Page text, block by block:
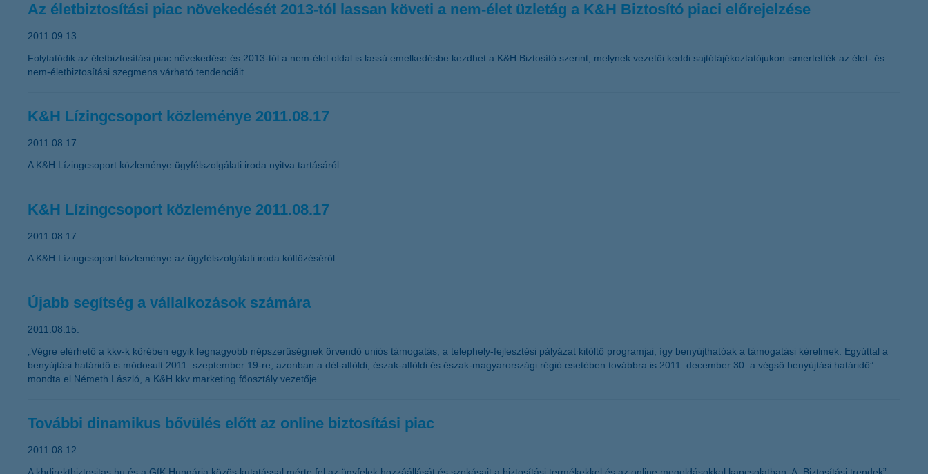
Az életbiztosítási piac növekedését 2013-tól lassan követi a nem-élet üzletág a K&H Biztosító piaci előrejelzése
2011.09.13.
Folytatódik az életbiztosítási piac növekedése és 2013-tól a nem-élet oldal is lassú emelkedésbe kezdhet a K&H Biztosító szerint, melynek vezetői keddi sajtótájékoztatójukon ismertették az élet- és
nem-életbiztosítási szegmens várható tendenciáit.
K&H Lízingcsoport közleménye 2011.08.17
2011.08.17.
A K&H Lízingcsoport közleménye ügyfélszolgálati iroda nyitva tartásáról
K&H Lízingcsoport közleménye 2011.08.17
2011.08.17.
A K&H Lízingcsoport közleménye az ügyfélszolgálati iroda költözéséről
Újabb segítség a vállalkozások számára
2011.08.15.
„Végre elérhető a kkv-k körében egyik legnagyobb népszerűségnek örvendő uniós támogatás, a telephely-fejlesztési pályázat kitöltő programjai, így benyújthatóak a támogatási kérelmek. Egyúttal a
benyújtási határidő is módosult 2011. szeptember 19-re, azonban a dél-alföldi, észak-alföldi és észak-magyarországi régió esetében továbbra is 2011. december 30. a végső benyújtási határidő” –
mondta el Németh László, a K&H kkv marketing főosztály vezetője.
További dinamikus bővülés előtt az online biztosítási piac
2011.08.12.